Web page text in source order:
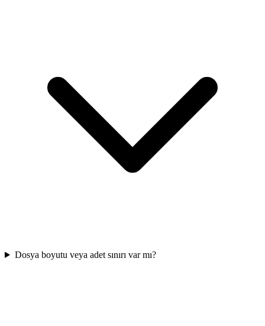
Dosya boyutu veya adet sınırı var mı?